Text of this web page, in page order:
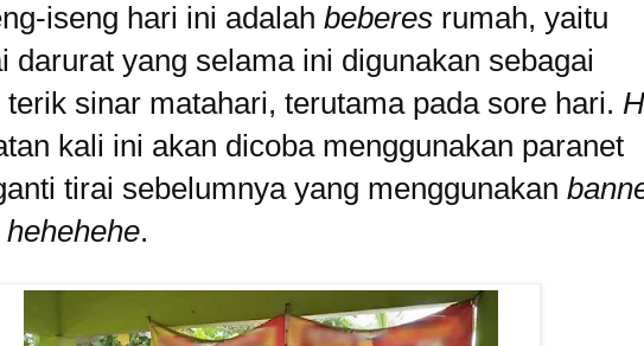
iseng hari ini adalah beberes rumah, yaitu
darurat yang selama ini digunakan sebagai
sinar matahari, terutama pada sore hari.
kali ini akan dicoba menggunakan paranet
tirai sebelumnya yang menggunakan
hehehehe.